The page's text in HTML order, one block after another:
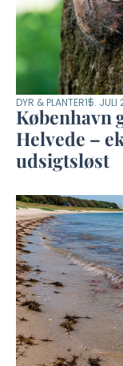
DYR & PLANTER15. JULI
København
Helvede –
udsigtsløst